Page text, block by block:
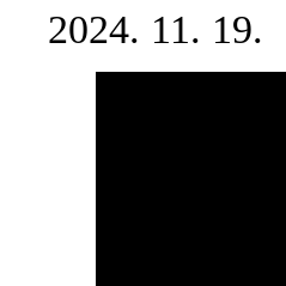
2024. 11. 19.